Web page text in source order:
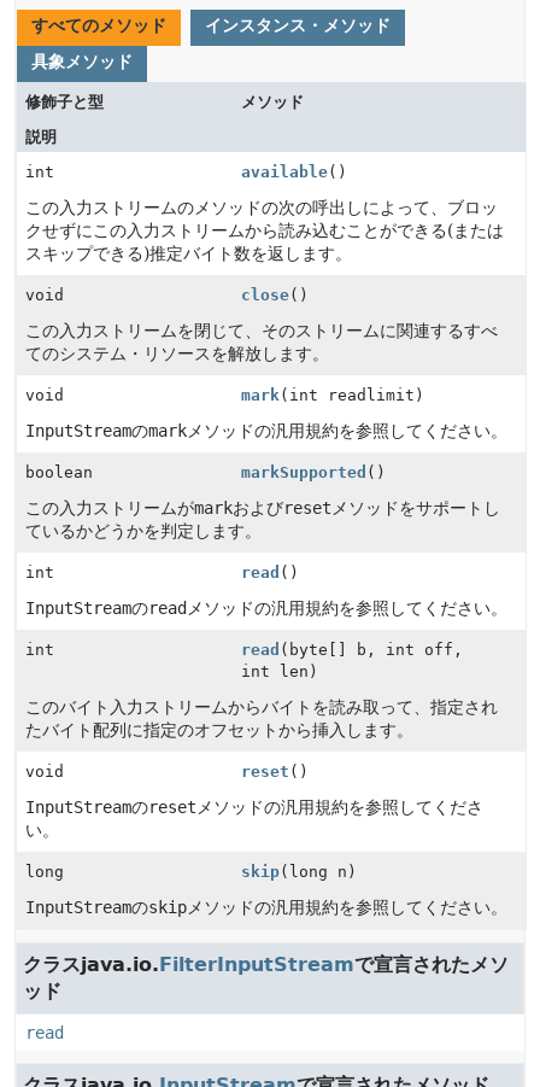
すべてのメソッド
インスタンス・メソッド
具象メソッド
修飾子と型
メソッド
説明
int
available()
この入力ストリームのメソッドの次の呼出しによって、ブロッ
クせずにこの入力ストリームから読み込むことができる(または
スキップできる)推定バイト数を返します。
void close()
この入力ストリームを閉じて、そのストリームに関連するすべ
てのシステム・リソースを解放します。
void mark(int readlimit)
InputStreamのmark メソッドの汎用規約を参照してください。
boolean markSupported ()
この入力ストリームがmarkおよびreset メソッドをサポートし
ているかどうかを判定します。
int read ()
InputStreamのread メソッドの汎用規約を参照してください。
int read (byte[] b, int off,
int len)
このバイト入力ストリームからバイトを読み取って、指定され
たバイト配列に指定のオフセットから挿入します。
void reset ()
InputStreamのreset メソッドの汎用規約を参照してくださ
い。
long skip(long n)
InputStreamのskip メソッドの汎用規約を参照してください。
クラスjava.io.FilterInputStreamで宣言されたメソ
ッド
read